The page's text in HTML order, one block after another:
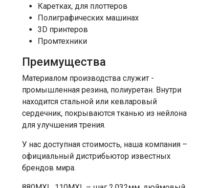
Каретках, для плоттеров
Полиграфических машинах
3D принтеров
Промтехники
Преимущества
Материалом производства служит -
промышленная резина, полиуретан. Внутри
находится стальной или кевларовый
сердечник, покрываются тканью из нейлона
для улучшения трения.
У нас доступная стоимость, наша компания –
официальный дистрибьютор известных
брендов мира.